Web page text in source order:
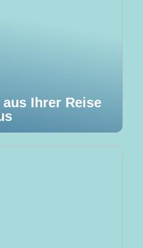
Ihrer Reise